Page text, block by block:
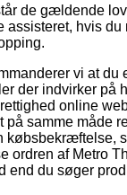
de gældende
assisteret, hvis du
vi at du
der indvirker på
online
på samme måde
købsbekræftelse,
ordren af Metro
end du søger